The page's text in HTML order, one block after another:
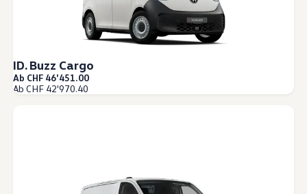
ID. Buzz Cargo
Ab CHF 46'451.00
Ab CHF 42'970.40